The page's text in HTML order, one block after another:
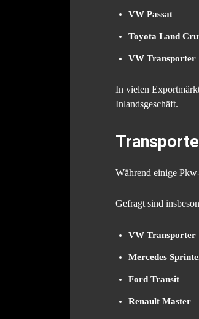
VW Passat
Toyota Land
VW Transporter
In vielen
Inlandsgeschäft.
Während einige
Gefragt sind
VW Transporter
Mercedes
Ford Transit
Renault Master